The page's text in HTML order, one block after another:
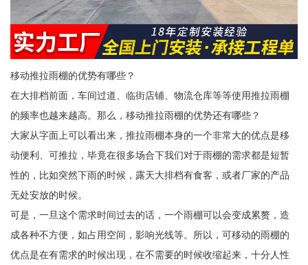
移动推拉雨棚的优势有哪些？
在大排档前面，车间过道、临街店铺、物流仓库等等使用推拉雨棚
的频率也越来越高。那么，移动推拉雨棚的优势还有哪些？
大家从字面上可以看出来，推拉雨棚本身的一个非常大的优点是移
动便利、可推拉，毕竟在很多场合下我们对于雨棚的需求都是短暂
性的，比如突然下雨的时候，露天大排档有食客，或者厂家的产品
无处安放的时候。
可是，一旦这个需求时间过去的话，一个雨棚可以会变成累赘，造
成各种不方便，如占用空间，影响光线等。所以，可移动的雨棚的
优点是在有需求的时候出现，在不需要的时候收缩起来，十分人性